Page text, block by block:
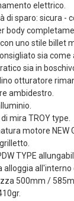
elettrico.
di sparo: sicura -
body
uno stile billet
sia
sia in
otturatore
ambidestro.
mira TROY type.
motore NEW
TYPE
alloggia all'interno
500mm /
0,90 € 1,00 €
Dettagli
Braccialetto
Silicone Da
Coyote
0,90 €